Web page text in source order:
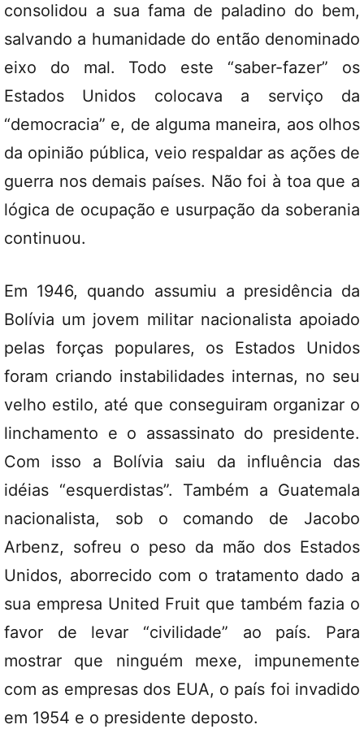
consolidou a sua fama de paladino do bem,
salvando a humanidade do então denominado
eixo do mal. Todo este “saber-fazer” os
Estados Unidos colocava a serviço da
“democracia” e, de alguma maneira, aos olhos
da opinião pública, veio respaldar as ações de
guerra nos demais países. Não foi à toa que a
lógica de ocupação e usurpação da soberania
continuou.
Em 1946, quando assumiu a presidência da
Bolívia um jovem militar nacionalista apoiado
pelas forças populares, os Estados Unidos
foram criando instabilidades internas, no seu
velho estilo, até que conseguiram organizar o
linchamento e o assassinato do presidente.
Com isso a Bolívia saiu da influência das
idéias “esquerdistas”. Também a Guatemala
nacionalista, sob o comando de Jacobo
Arbenz, sofreu o peso da mão dos Estados
Unidos, aborrecido com o tratamento dado a
sua empresa United Fruit que também fazia o
favor de levar “civilidade” ao país. Para
mostrar que ninguém mexe, impunemente
com as empresas dos EUA, o país foi invadido
em 1954 e o presidente deposto.